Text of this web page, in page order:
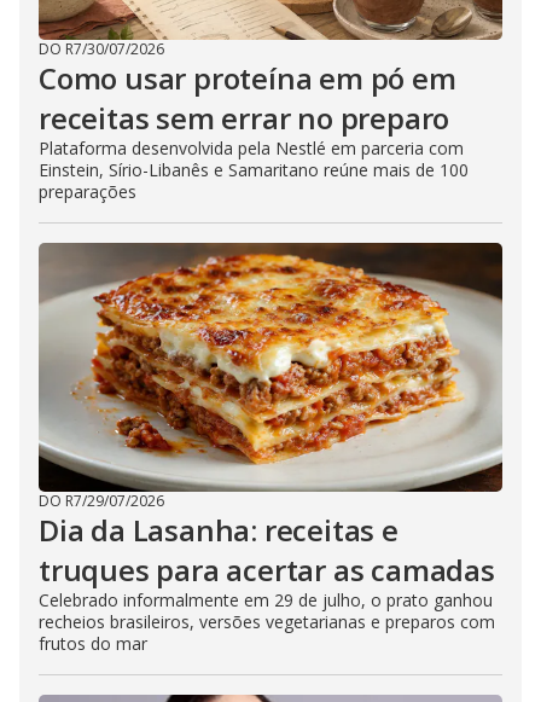
DO R7/30/07/2026
Como usar proteína em pó em
receitas sem errar no preparo
Plataforma desenvolvida pela Nestlé em parceria com
Einstein, Sírio-Libanês e Samaritano reúne mais de 100
preparações
DO R7/29/07/2026
Dia da Lasanha: receitas e
truques para acertar as camadas
Celebrado informalmente em 29 de julho, o prato ganhou
recheios brasileiros, versões vegetarianas e preparos com
frutos do mar